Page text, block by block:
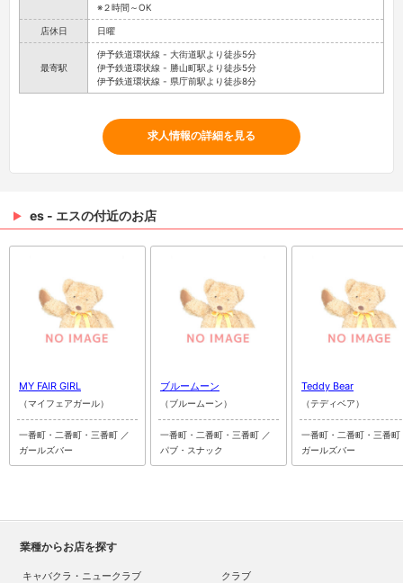
※２時間～OK
店休日 日曜
最寄駅
伊予鉄道環状線 - 大街道駅より徒歩5分
伊予鉄道環状線 - 勝山町駅より徒歩5分
伊予鉄道環状線 - 県庁前駅より徒歩8分
求人情報の詳細を見る
es - エスの付近のお店
MY FAIR GIRL
（マイフェアガール）
一番町・二番町・三番町 ／
ガールズバー
ブルームーン
（ブルームーン）
一番町・二番町・三番町 ／
パブ・スナック
Teddy Bear
（テディベア）
一番町・二番町・三番町
ガールズバー
業種からお店を探す
キャバクラ・ニュークラブ
クラブ